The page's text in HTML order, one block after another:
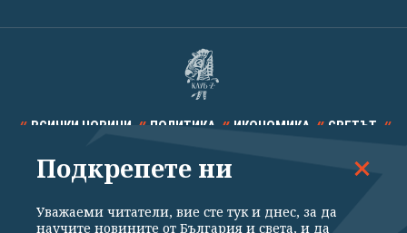
ВСИЧКИ НОВИНИ ПОЛИТИКА ИКОНОМИКА СВЕТЪТ
СПОРТ КУЛТУРА ТЕХНОЛОГИИ КАЛЕЙДОСКОП
Подкрепете ни
Уважаеми читатели, вие сте тук и днес, за да
научите новините от България и света, и да